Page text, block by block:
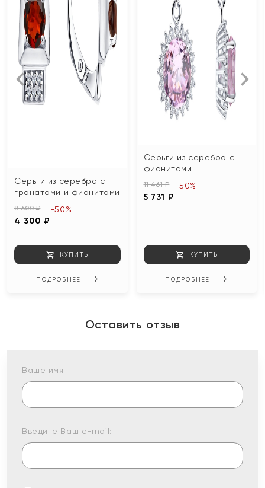
Серьги из серебра с
гранатами и фианитами
8 600 ₽
4 300 ₽
-50%
КУПИТЬ
ПОДРОБНЕЕ
Серьги из серебра с
фианитами
11 461 ₽
5 731 ₽
-50%
КУПИТЬ
ПОДРОБНЕЕ
Оставить отзыв
Ваше имя:
Введите Ваш e-mail: